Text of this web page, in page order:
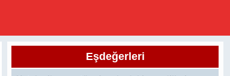
Eşdeğerleri